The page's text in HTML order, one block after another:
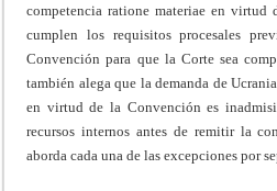
competencia ratione materiae en
cumplen los requisitos procesales
Convención para que la Corte sea
también alega que la demanda de
en virtud de la Convención es
recursos internos antes de remitir la
aborda cada una de las excepciones por